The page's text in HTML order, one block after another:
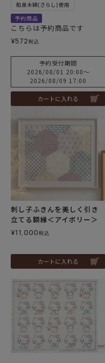
和泉木綿(さらし)使用
予約商品
こちらは予約商品です
¥572税込
予約受付期間
2026/08/01 20:00〜
2026/08/09 17:00
カートに入れる
刺し子ふきんを美しく引き
立てる額縁＜アイボリー＞
¥11,000税込
カートに入れる